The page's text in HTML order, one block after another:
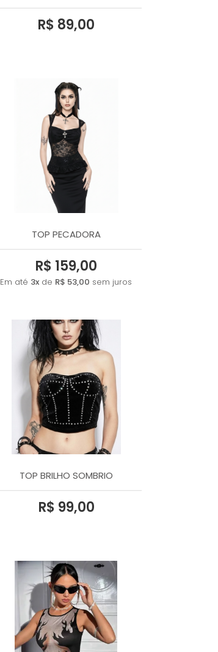
R$ 89,00
TOP PECADORA
R$ 159,00
Em até 3x de R$ 53,00 sem juros
TOP BRILHO SOMBRIO
R$ 99,00